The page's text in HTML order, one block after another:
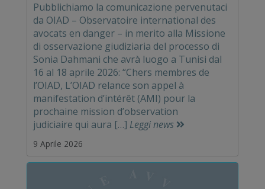
Pubblichiamo la comunicazione pervenutaci
da OIAD – Observatoire international des
avocats en danger – in merito alla Missione
di osservazione giudiziaria del processo di
Sonia Dahmani che avrà luogo a Tunisi dal
16 al 18 aprile 2026: “Chers membres de
l’OIAD, L’OIAD relance son appel à
manifestation d’intérêt (AMI) pour la
prochaine mission d’observation
judiciaire qui aura […] Leggi news
9 Aprile 2026